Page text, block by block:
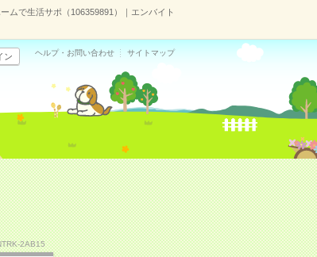
ムで生活サポ（106359891）｜エンバイト
ン ヘルプ・お問い合わせ サイトマップ
2AB15